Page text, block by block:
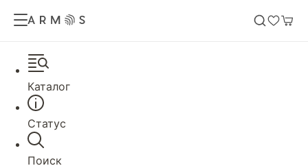
Каталог
Статус
Поиск